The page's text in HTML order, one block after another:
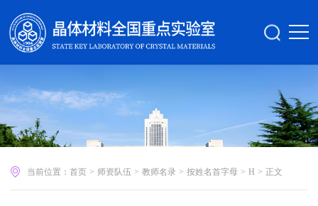
当前位置： 首页 > 师资队伍 > 教师名录 > 按姓名首字母 > H > 正文